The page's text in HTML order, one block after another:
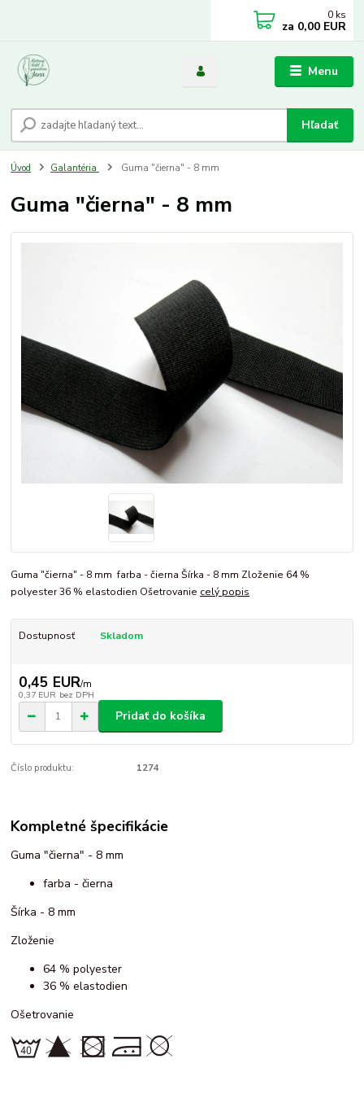
Menu
Hľadať
0 ks
za 0,00 EUR
Úvod Galantéria Guma "čierna" - 8 mm
Guma "čierna" - 8 mm
Guma "čierna" - 8 mm farba - čierna Šírka - 8 mm Zloženie 64 %
polyester 36 % elastodien Ošetrovanie celý popis
Dostupnosť Skladom
0,45 EUR/m
0,37 EUR bez DPH
Pridať do košíka
Číslo produktu: 1274
Kompletné špecifikácie
Guma "čierna" - 8 mm
farba - čierna
Šírka - 8 mm
Zloženie
64 % polyester
36 % elastodien
Ošetrovanie